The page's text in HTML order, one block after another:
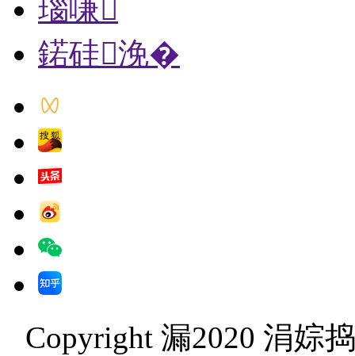
瑙嗛
鍩硅浼�
Copyright 漏2020 涓婃